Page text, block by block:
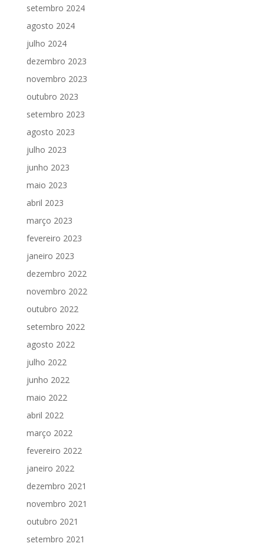
setembro 2024
agosto 2024
julho 2024
dezembro 2023
novembro 2023
outubro 2023
setembro 2023
agosto 2023
julho 2023
junho 2023
maio 2023
abril 2023
março 2023
fevereiro 2023
janeiro 2023
dezembro 2022
novembro 2022
outubro 2022
setembro 2022
agosto 2022
julho 2022
junho 2022
maio 2022
abril 2022
março 2022
fevereiro 2022
janeiro 2022
dezembro 2021
novembro 2021
outubro 2021
setembro 2021